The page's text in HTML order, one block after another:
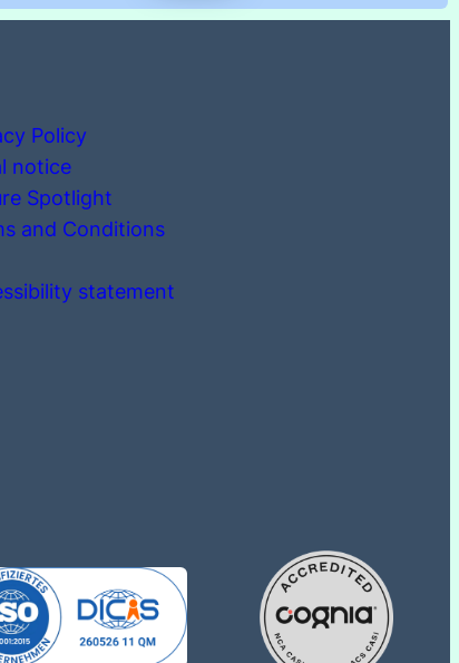
Policy
notice
Spotlight
and Conditions
statement